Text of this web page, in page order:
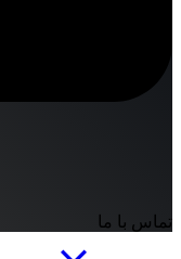
تماس با ما